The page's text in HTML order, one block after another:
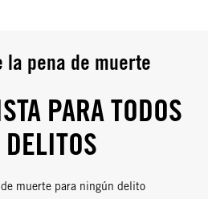
la pena de muerte
PARA TODOS
DELITOS
muerte para ningún delito